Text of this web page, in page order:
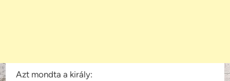
Azt mondta a király: